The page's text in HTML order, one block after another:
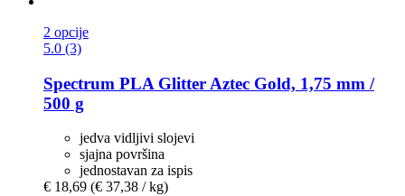
2 opcije
5.0 (3)
Spectrum PLA Glitter Aztec Gold, 1,75 mm /
500 g
jedva vidljivi slojevi
sjajna površina
jednostavan za ispis
€ 18,69 (€ 37,38 / kg)